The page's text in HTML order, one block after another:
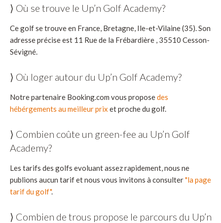
⟩ Où se trouve le Up’n Golf Academy?
Ce golf se trouve en France, Bretagne, Ile-et-Vilaine (35). Son
adresse précise est 11 Rue de la Frébardière , 35510 Cesson-
Sévigné.
⟩ Où loger autour du Up’n Golf Academy?
Notre partenaire Booking.com vous proposedes
hébérgements au meilleur prix et proche du golf.
⟩ Combien coûte un green-fee au Up’n Golf
Academy?
Les tarifs des golfs evoluant assez rapidement, nous ne
publions aucun tarif et nous vous invitons à consulter"la page
tarif du golf".
⟩ Combien de trous propose le parcours du Up’n